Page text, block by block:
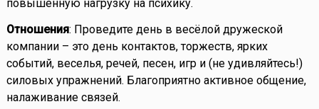
повышенную нагрузку на психику.
Отношения: Проведите день в весёлой дружеской
компании – это день контактов, торжеств, ярких
событий, веселья, речей, песен, игр и (не удивляйтесь!)
силовых упражнений. Благоприятно активное общение,
налаживание связей.